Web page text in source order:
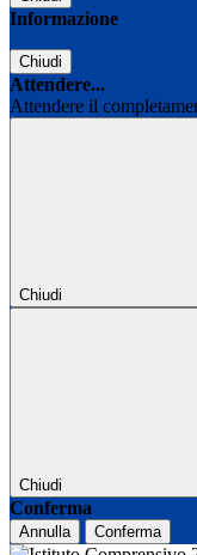
Informazione
Chiudi
Attendere...
Attendere il
Chiudi
Chiudi
Conferma
Annulla Conferma